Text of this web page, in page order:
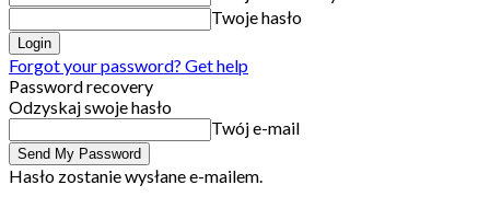
Twoje hasło
Forgot your password? Get help
Password recovery
Odzyskaj swoje hasło
Twój e-mail
Hasło zostanie wysłane e-mailem.